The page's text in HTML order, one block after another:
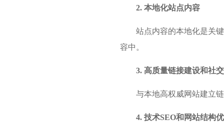
2. 本地化站点内容
站点内容的本地化是关
容中。
3. 高质量链接建设和社
与本地高权威网站建立
4. 技术SEO和网站结构